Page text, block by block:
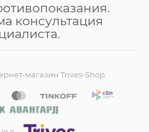
консультация
магазин Trives-Shop.